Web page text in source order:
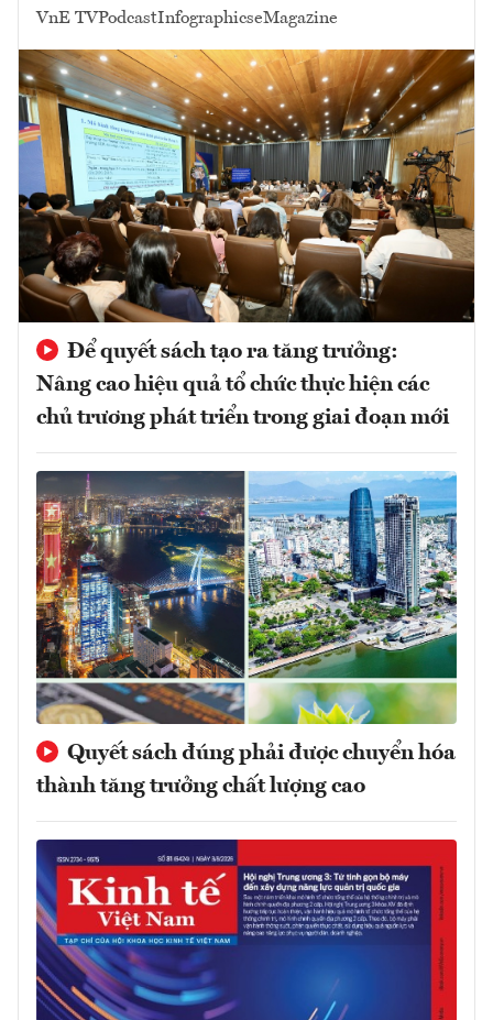
VnE TVPodcastInfographicseMagazine
Để quyết sách tạo ra tăng trưởng:
Nâng cao hiệu quả tổ chức thực hiện các
chủ trương phát triển trong giai đoạn mới
Quyết sách đúng phải được chuyển hóa
thành tăng trưởng chất lượng cao